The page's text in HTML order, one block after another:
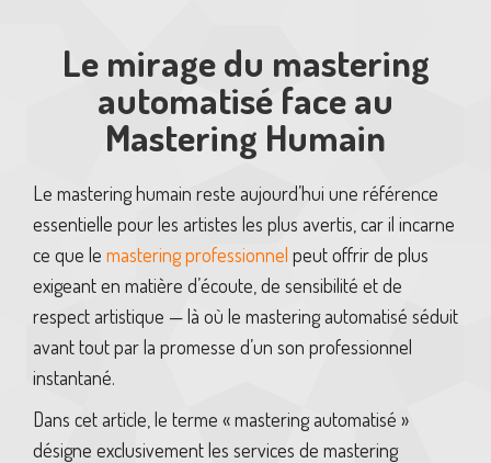
Le mirage du mastering
automatisé face au
Mastering Humain
Le mastering humain reste aujourd’hui une référence
essentielle pour les artistes les plus avertis, car il incarne
ce que le mastering professionnel peut offrir de plus
exigeant en matière d’écoute, de sensibilité et de
respect artistique — là où le mastering automatisé séduit
avant tout par la promesse d’un son professionnel
instantané.
Dans cet article, le terme « mastering automatisé »
désigne exclusivement les services de mastering